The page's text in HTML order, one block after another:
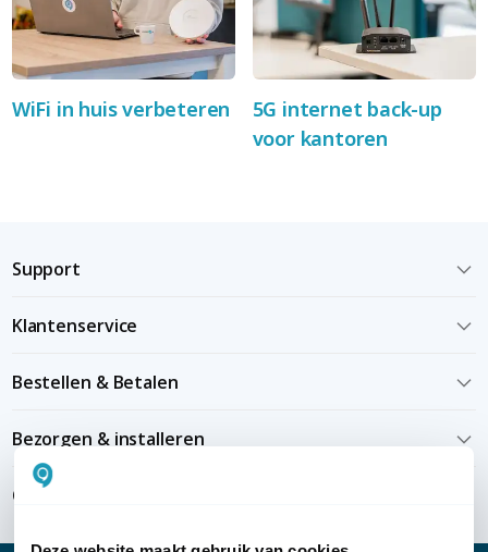
WiFi in huis verbeteren
5G internet back-up
voor kantoren
Support
Klantenservice
Bestellen & Betalen
Bezorgen & installeren
Over KommaGo